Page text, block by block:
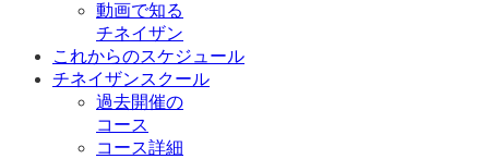
動画で知る
チネイザン
これからのスケジュール
チネイザンスクール
過去開催の
コース
コース詳細